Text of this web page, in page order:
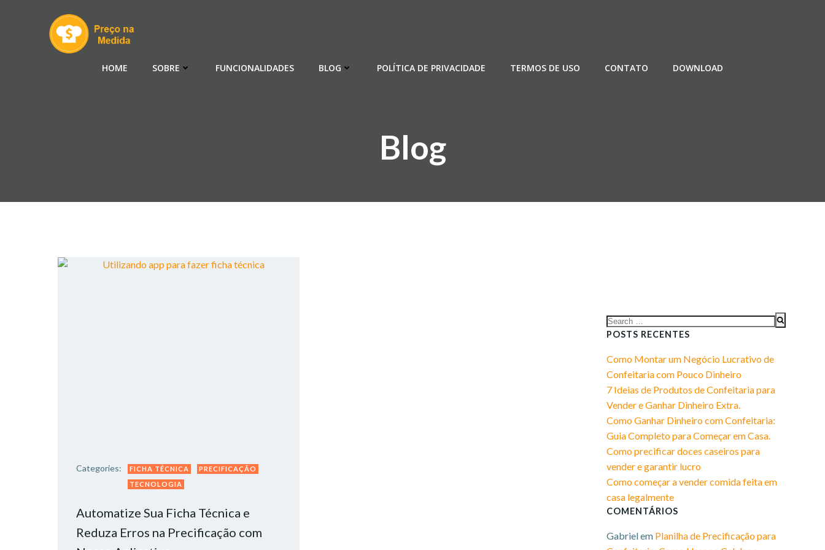
HOME
SOBRE FUNCIONALIDADES BLOG POLÍTICA DE PRIVACIDADE TERMOS DE USO CONTATO DOWNLOAD
Blog
Categories: FICHA TÉCNICA
PRECIFICAÇÃO
TECNOLOGIA
Automatize Sua Ficha Técnica e
Reduza Erros na Precificação com
Search
for:
POSTS RECENTES
Como Montar um Negócio Lucrativo de
Confeitaria com Pouco Dinheiro​
7 Ideias de Produtos de Confeitaria para
Vender e Ganhar Dinheiro Extra.​
Como Ganhar Dinheiro com Confeitaria:
Guia Completo para Começar em Casa.​
Como precificar doces caseiros para
vender e garantir lucro
Como começar a vender comida feita em
casa legalmente
COMENTÁRIOS
Gabrielem Planilha de Precificação para